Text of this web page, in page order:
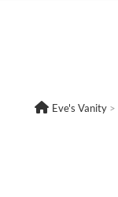
Eve's Vanity >